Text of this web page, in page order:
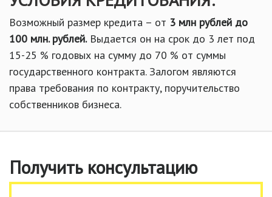
Возможный размер кредита – от 3 млн рублей до
100 млн. рублей.Выдается он на срок до 3 лет под
15-25 % годовых на сумму до 70 % от суммы
государственного контракта. Залогом являются
права требования по контракту, поручительство
собственников бизнеса.
Получить консультацию